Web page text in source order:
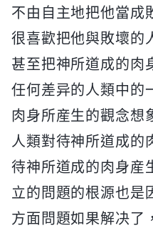
不由自主地把他當成
很喜歡把他與敗壞的
甚至把神所道成的肉
任何差异的人類中的
肉身所産生的觀念想
人類對待神所道成的
待神所道成的肉身産
立的問題的根源也是
方面問題如果解决了